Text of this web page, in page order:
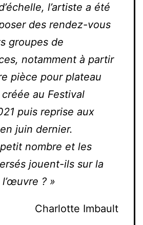
l’artiste a été
des rendez-vous
groupes de
notamment à partir
pièce pour plateau
au Festival
puis reprise aux
juin dernier.
nombre et les
jouent-ils sur la
? »
Charlotte Imbault